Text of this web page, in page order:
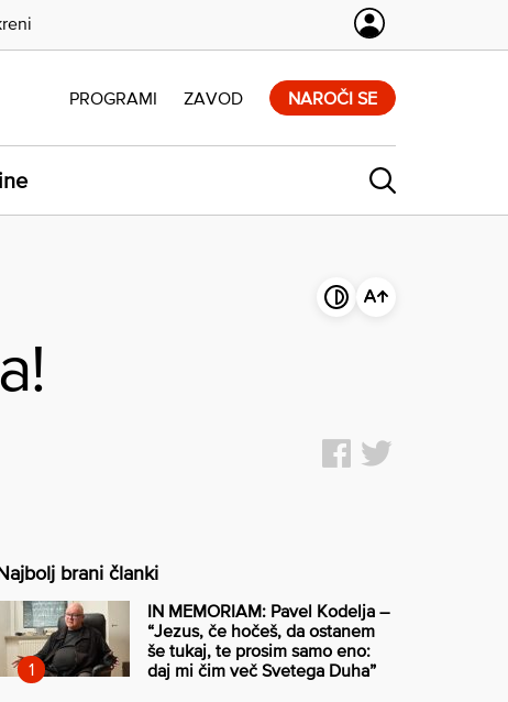
PROGRAMI ZAVOD NAROČI SE
brani članki
IN MEMORIAM: Pavel Kodelja –
“Jezus, če hočeš, da ostanem
še tukaj, te prosim samo eno:
daj mi čim več Svetega Duha”